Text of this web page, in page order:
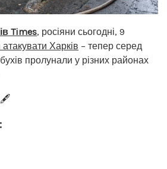
Times, росіяни сьогодні, 9
Харків – тепер серед
пролунали у різних районах
🖋️